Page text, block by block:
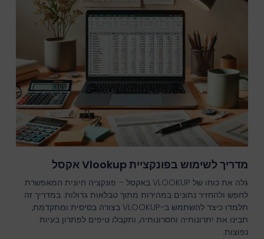
מדריך לשימוש בפונקציית Vlookup אקסל
גלה את כוחו של VLOOKUP באקסל – פונקציה חיונית המאפשרת
לחפש ולהחזיר נתונים במהירות מתוך טבלאות גדולות. במדריך זה
תלמדו כיצד להשתמש ב-VLOOKUP בצורה בסיסית ומתקדמת,
תבינו את יתרונותיה וחסרונותיה, ותקבלו טיפים לפתרון בעיות
נפוצות.